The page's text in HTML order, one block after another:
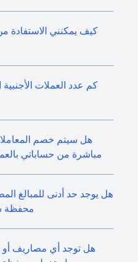
كيف يمكنني
كم عدد العملات الأجنبية
هل سيتم خصم
مباشرة من حساباتي
هل يوجد حد أدنى للمبالغ
محفظة
هل توجد أي مصاريف